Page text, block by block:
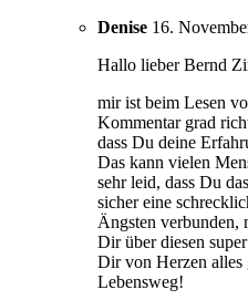
Denise 16.
Hallo lieber Bernd
mir ist beim Lesen
Kommentar grad
dass Du deine
Das kann vielen
sehr leid, dass Du
sicher eine
Ängsten verbunden,
Dir über diesen
Dir von Herzen alles
Lebensweg!